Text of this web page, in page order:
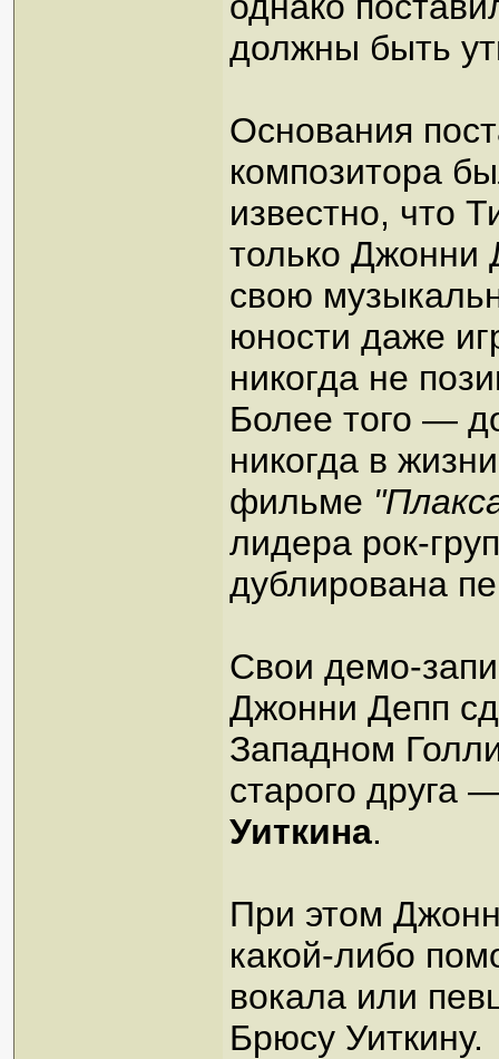
должны быть
Основания
композитора
известно, что
только Джонни
свою
юности даже
никогда не
Более того —
никогда в
фильме
лидера рок-
дублирована
Свои демо-
Джонни Депп
Западном
старого друга
Уиткина.
При этом
какой-либо
вокала или
Брюсу Уиткину.